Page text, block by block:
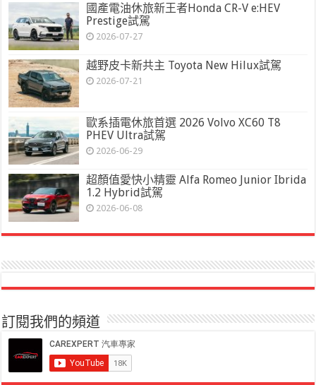
國產電油休旅新王者Honda CR-V e:HEV
Prestige試駕
2026-07-27
越野皮卡新共主 Toyota New Hilux試駕
2026-07-21
歐系插電休旅首選 2026 Volvo XC60 T8
PHEV Ultra試駕
2026-06-29
超顏值愛快小精靈 Alfa Romeo Junior Ibrida
1.2 Hybrid試駕
2026-06-08
訂閱我們的頻道